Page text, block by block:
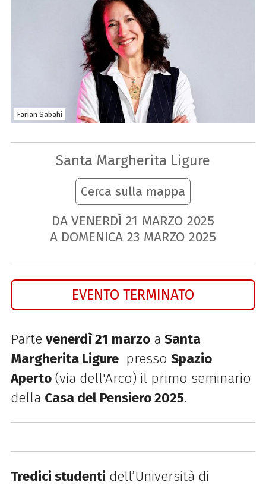
Farian Sabahi
Santa Margherita Ligure
Cerca sulla mappa
DA VENERDÌ 21 MARZO 2025
A DOMENICA 23 MARZO 2025
EVENTO TERMINATO
Parte venerdì 21 marzoa Santa
Margherita Ligurepresso Spazio
Aperto(via dell'Arco) il primo seminario
della Casa del Pensiero 2025.
Tredici studenti dell’Università di